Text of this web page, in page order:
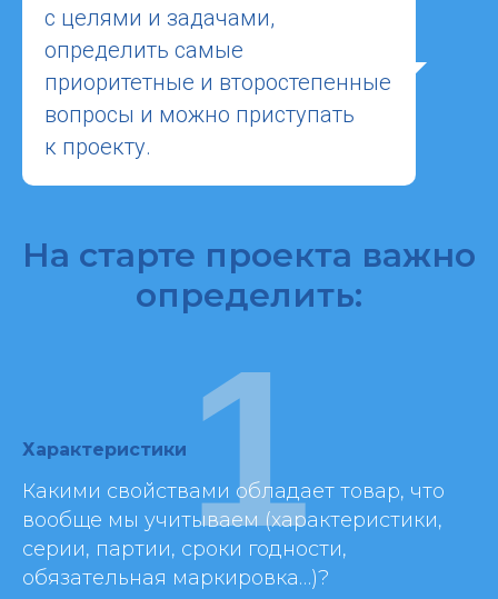
с целями и задачами,
определить самые
приоритетные и второстепенные
вопросы и можно приступать
к проекту.
На старте проекта важно
определить:
Характеристики
Какими свойствами обладает товар, что
вообще мы учитываем (характеристики,
серии, партии, сроки годности,
обязательная маркировка…)?
1